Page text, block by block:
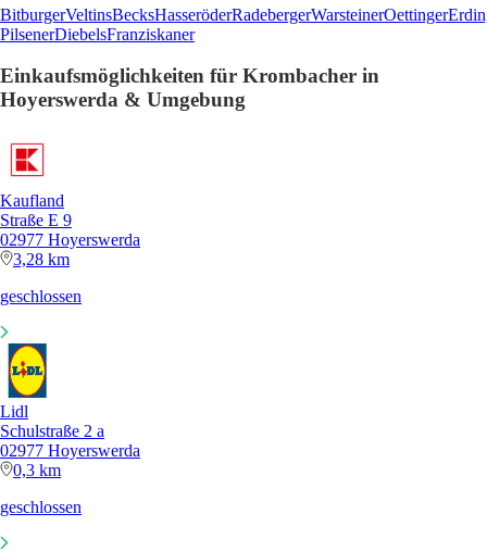
BitburgerVeltinsBecksHasseröderRadebergerWarsteinerOettinger
PilsenerDiebelsFranziskaner
Einkaufsmöglichkeiten für Krombacher in
Hoyerswerda & Umgebung
Kaufland
Straße E 9
02977 Hoyerswerda
3,28 km
geschlossen
Lidl
Schulstraße 2 a
02977 Hoyerswerda
0,3 km
geschlossen